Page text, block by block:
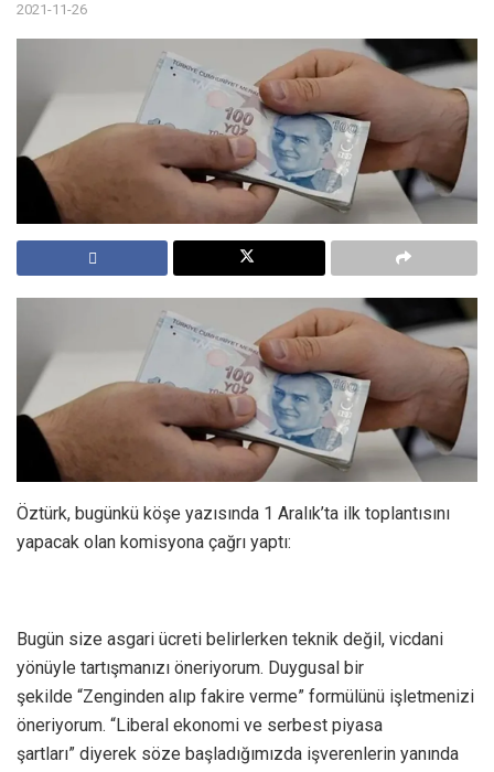
2021-11-26
Öztürk, bugünkü köşe yazısında 1 Aralık’ta ilk toplantısını
yapacak olan komisyona çağrı yaptı:
Bugün size asgari ücreti belirlerken teknik değil, vicdani
yönüyle tartışmanızı öneriyorum. Duygusal bir
şekilde “Zenginden alıp fakire verme” formülünü işletmenizi
öneriyorum. “Liberal ekonomi ve serbest piyasa
şartları” diyerek söze başladığımızda işverenlerin yanında